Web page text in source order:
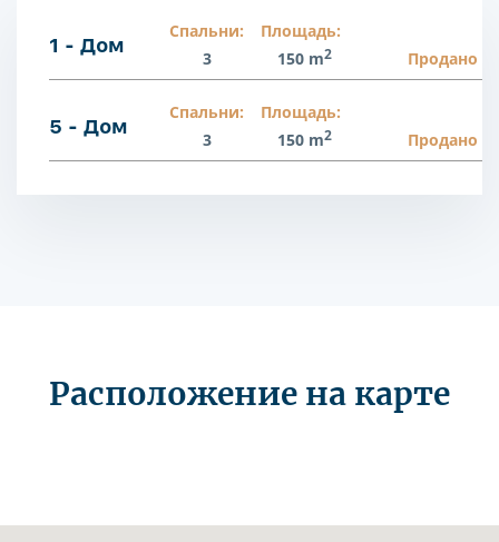
1 - Дом
Спальни:
3
Площадь:
150 m2 Продано
5 - Дом
Спальни:
3
Площадь:
150 m2 Продано
Расположение на карте